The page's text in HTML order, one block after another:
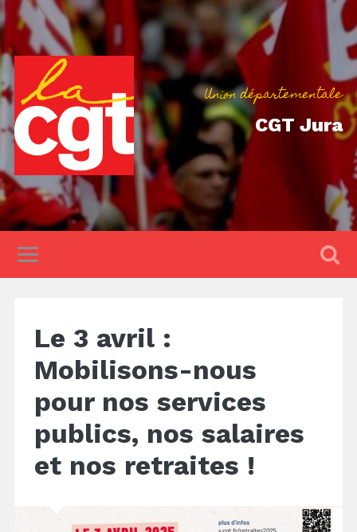
Union départementale
CGT Jura
Le 3 avril :
Mobilisons-nous
pour nos services
publics, nos salaires
et nos retraites !